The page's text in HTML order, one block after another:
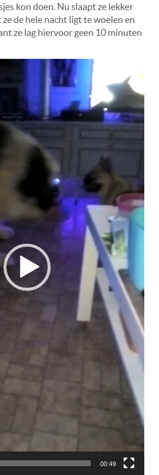
kon doen. Nu slaapt ze lekker
de hele nacht ligt te woelen en
ze lag hiervoor geen 10 minuten
00:49